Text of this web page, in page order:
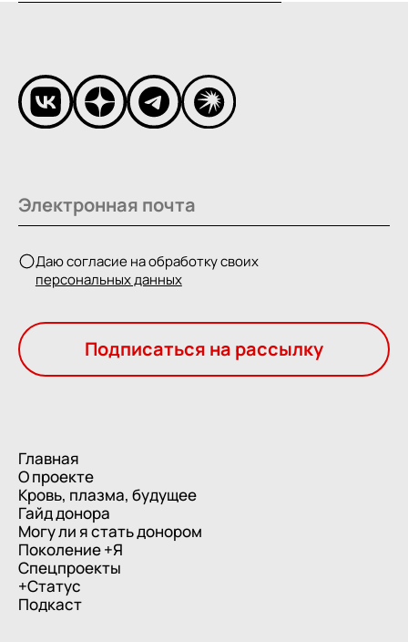
Даю согласие на обработку своих
персональных данных
Подписаться на рассылку
Главная
О проекте
Кровь, плазма, будущее
Гайд донора
Могу ли я стать донором
Поколение +Я
Спецпроекты
+Статус
Подкаст